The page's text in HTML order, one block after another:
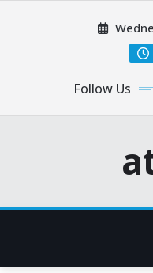
Follow Us